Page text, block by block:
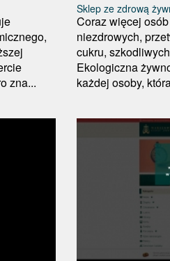
zna...
Sklep ze zdrową
Coraz więcej
niezdrowych,
cukru,
Ekologiczna
każdej osoby,